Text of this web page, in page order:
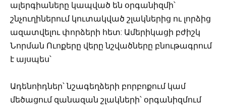
ալերգիաները կապված են օրգանիզմի՝
շնչուղիներում կուտակված շլակներից ու լորձից
ազատվելու փորձերի հետ: Ամերիկացի բժիշկ
Նորման Ուոքերը վերը նշվածները բնութագրում
է այսպես՝
Ադենոիդներ՝ նշագեղձերի բորբոքում կամ
մեծացում զանազան շլակների՝ օրգանիզմում